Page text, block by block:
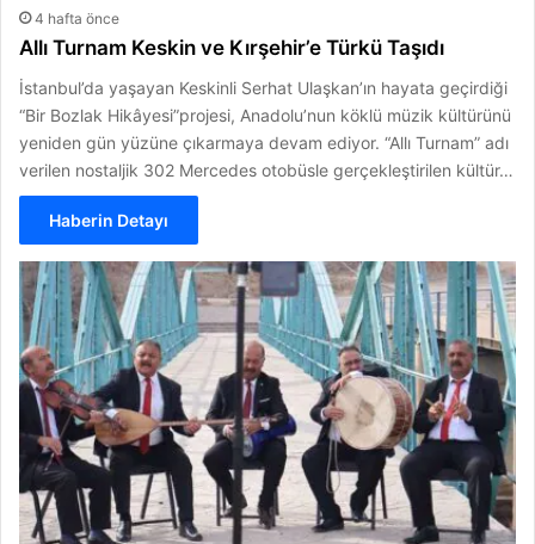
4 hafta önce
Allı Turnam Keskin ve Kırşehir’e Türkü Taşıdı
İstanbul’da yaşayan Keskinli Serhat Ulaşkan’ın hayata geçirdiği
“Bir Bozlak Hikâyesi”projesi, Anadolu’nun köklü müzik kültürünü
yeniden gün yüzüne çıkarmaya devam ediyor. “Allı Turnam” adı
verilen nostaljik 302 Mercedes otobüsle gerçekleştirilen kültür…
Haberin Detayı